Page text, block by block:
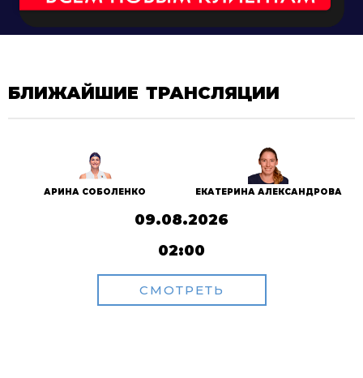
БЛИЖАЙШИЕ ТРАНСЛЯЦИИ
АРИНА СОБОЛЕНКО ЕКАТЕРИНА АЛЕКСАНДРОВА
09.08.2026
02:00
СМОТРЕТЬ